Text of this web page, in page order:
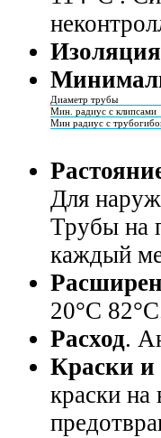
Изоляция
Диаметр трубы
Мин. радиус с клипсами
Мин радиус с
Для
Трубы на
каждый
20°C
Расход.
Краски
краски